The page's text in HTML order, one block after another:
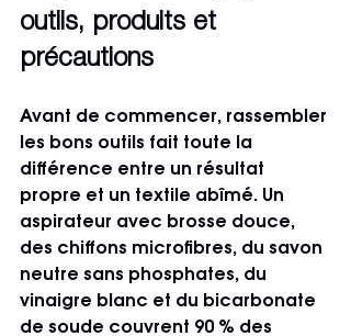
outils, produits et
précautions
Avant de commencer, rassembler
les bons outils fait toute la
différence entre un résultat
propre et un textile abîmé. Un
aspirateur avec brosse douce,
des chiffons microfibres, du savon
neutre sans phosphates, du
vinaigre blanc et du bicarbonate
de soude couvrent 90 % des